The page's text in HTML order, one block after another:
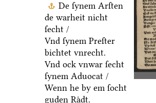
De ſynem Arſten
de warheit nicht
ſecht /
Vnd ſynem Preſter
bichtet vnrecht.
Vnd ock vnwar ſecht
ſynem Aduocat /
Wenn he by em ſocht
guden Raͤdt.